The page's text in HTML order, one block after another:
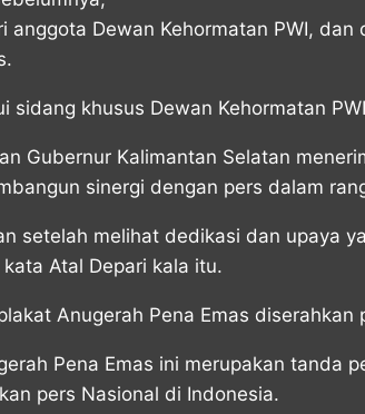
anggota Dewan Kehormatan PWI,
sidang khusus Dewan Kehormatan
Gubernur Kalimantan Selatan
sinergi dengan pers dalam
setelah melihat dedikasi dan upaya
Atal Depari kala itu.
Anugerah Pena Emas
Pena Emas ini merupakan tanda
pers Nasional di Indonesia.